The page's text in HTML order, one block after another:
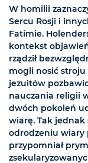
W homilii
Sercu Rosji i
Fatimie.
kontekst
rządził
mogli nosić
jezuitów
nauczania religii
dwóch pokoleń
wiarę. Tak jednak
odrodzeniu wiary
przypomniał